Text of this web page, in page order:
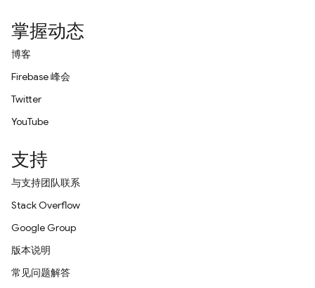
掌握动态
博客
Firebase 峰会
Twitter
YouTube
支持
与支持团队联系
Stack Overflow
Google Group
版本说明
常见问题解答